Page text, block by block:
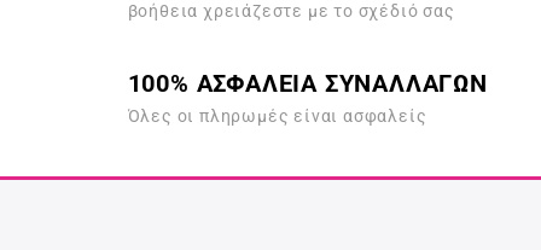
βοήθεια χρειάζεστε με το σχέδιό σας
100% ΑΣΦΑΛΕΙΑ ΣΥΝΑΛΛΑΓΩΝ
Όλες οι πληρωμές είναι ασφαλείς